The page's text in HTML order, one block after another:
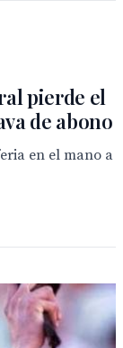
pierde el
de abono
en el mano a